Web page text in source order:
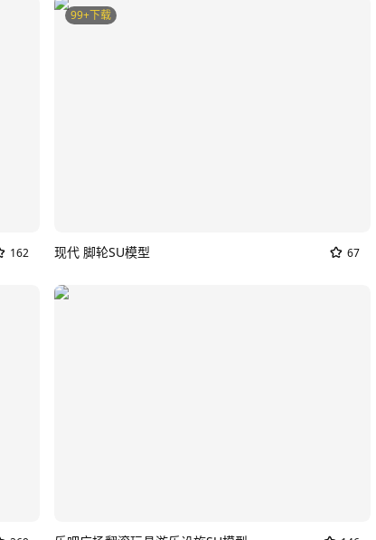
162
99+下载
现代 脚轮SU模型 67